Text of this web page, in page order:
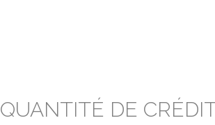
QUANTITÉ DE